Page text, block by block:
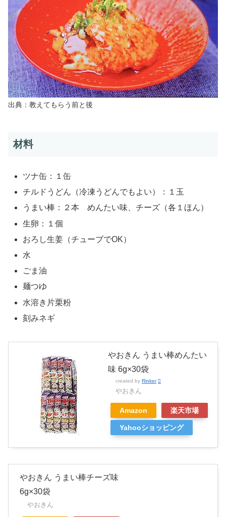
出典：教えてもらう前と後
材料
ツナ缶：１缶
チルドうどん（冷凍うどんでもよい）：１玉
うまい棒：２本 めんたい味、チーズ（各１ほん）
生卵：１個
おろし生姜（チューブでOK）
水
ごま油
麺つゆ
水溶き片栗粉
刻みネギ
やおきん うまい棒めんたい
味 6g×30袋
created by Rinker
やおきん
Amazon 楽天市場
Yahooショッピング
やおきん うまい棒チーズ味
6g×30袋
やおきん